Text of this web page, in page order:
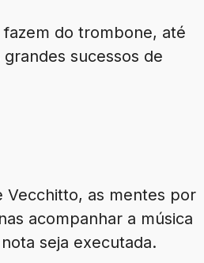
do trombone, até
sucessos de
Vecchitto, as mentes por
acompanhar a música
seja executada.